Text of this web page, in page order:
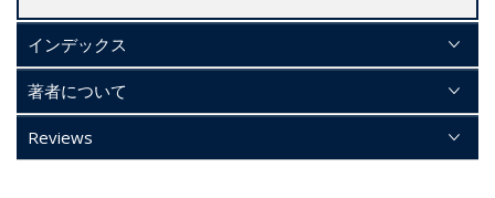
インデックス
著者について
Reviews